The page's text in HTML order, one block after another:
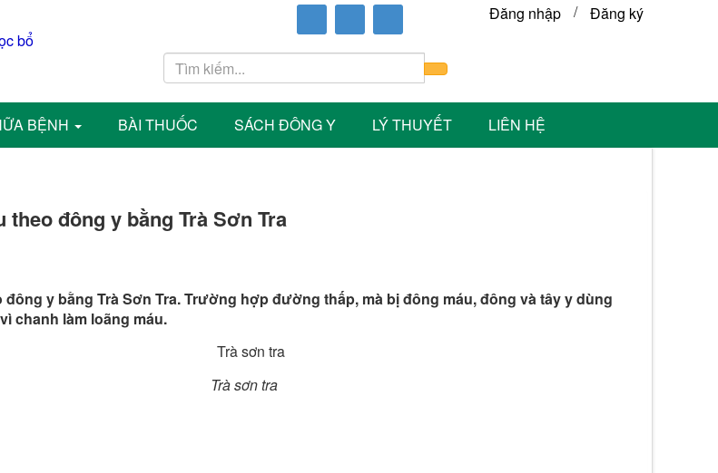
Đăng nhập / Đăng ký
BỆNH BÀI THUỐC SÁCH ĐÔNG Y LÝ THUYẾT LIÊN HỆ
theo đông y bằng Trà Sơn Tra
y bằng Trà Sơn Tra. Trường hợp đường thấp, mà bị đông máu, đông và tây y dùng
chanh làm loãng máu.
Trà sơn tra